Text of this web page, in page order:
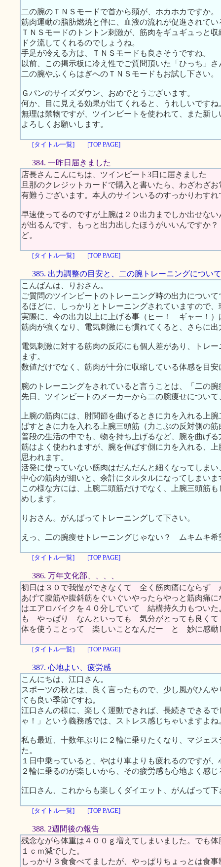
二の腕のＴＮＳモードで首から頭が、ホカホカですか。
筋肉運動の脂肪燃焼と伴に、血液の流れが促進されて
ＴＮＳモードのトントン刺激が、筋肉をギュギュっと
ドク流してくれるのでしょうね。
手足が冷える方は、ＴＮＳモードも良さそうですね。
以前、この掲示板に冷え性でご質問頂いた「ひっち」さ
二の腕やふくらはぎへのＴＮＳモードもお試し下さい。
Ｇパンのサイズダウン、おめでとうございます。
何か、目に見える効果が出てくれると、うれしいですね
無理は禁物ですが、ツインビートを使われて、また新
よろしくお願いします。
[タイトル一覧] [TOP PAGE]
384. 一昨日届きました
店長さんこんにちは、ツインビート3日に届きました
旦那のクレジットカードで購入と書いたら、わざわざ
有難うございます。本人のサインいるのすっかりわすれ
早速使ってるのですが上腕は２０出力までしか出せな
が出るんです、もっと出力出したほうがいいんですか
ど。
[タイトル一覧] [TOP PAGE]
385. 出力調整の目安と、二の腕トレーニングについて
こんばんは、りおさん。
ご質問のツインビートのトレーニング時の出力につい
るほどに、しっかりとトレーニングされていますので
実際に、今の出力以上に上げる事（ヒー！ ギャー！）
筋肉が強くなり、電気刺激にも慣れてくると、さらに
電気刺激に対する筋肉の反応にも個人差があり、トレ
ます。
数値だけでなく、筋肉が十分に収縮している体感を目
腕のトレーニングをされていると言うことは、「二の
先日、ツインビートのメーカーから二の腕痩せについ
上腕の筋肉には、肘関節を曲げるときに力を入れる上
ばすときに力を入れる上腕三頭筋（力こぶの反対側の
普段の生活の中でも、物を持ち上げるなど、腕を曲げ
筋はよく使われますが、腕を伸ばす側に力を入れる、
思われます。
活発に使っていない筋肉はだんだんと細くなってしま
中心の筋肉が細いと、余計にタルタルになってしまいま
この様な方には、上腕二頭筋だけでなく、上腕三頭筋
めします。
りおさん。がんばってトレーニングして下さい。
えっ、二の腕痩せトレーニングじゃない？ ムキムキ
[タイトル一覧] [TOP PAGE]
386. 万年文化部、、、、
初日は３０で我慢ができなくて 全く筋肉痛にならず
あげて腹筋や腹斜筋をぐいぐいやったらやっと筋肉
はエアロバイクを４０分していて 結構持久力もつい
も やっぱり なんといっても 気分がとっても良くて
体を使うことって 楽しいことなんだー と 妙に感
[タイトル一覧] [TOP PAGE]
387. 心地よい、疲労感
こんにちは、江口さん。
スポーツの秋とは、良く言ったもので、少し風がひん
ても良い季節ですね。
江口さんの様に、楽しく運動できれば、長続きできる
ゃ！」という義務感では、ストレス感じちゃいますよね
私も最近、十数年ぶりに２輪に乗りたくなり、マジェ
た。
１日中乗っていると、やはり車よりも疲れるのですが
２輪に乗るのが楽しいから、その疲労感も心地よく感
江口さん、これからも楽しくダイエット、がんばって下
[タイトル一覧] [TOP PAGE]
388. 2週間後の報告
残念ながら体重は４００ｇ増えてしまいました。でも
１ｃｍ減でした。
しっかり３食食べてましたが、やっぱりちょっとは食